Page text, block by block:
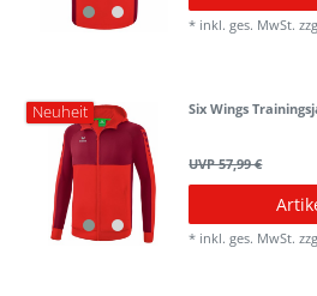
* inkl. ges. MwSt.
Neuheit Six Wings
UVP 57,99 €
* inkl. ges. MwSt.